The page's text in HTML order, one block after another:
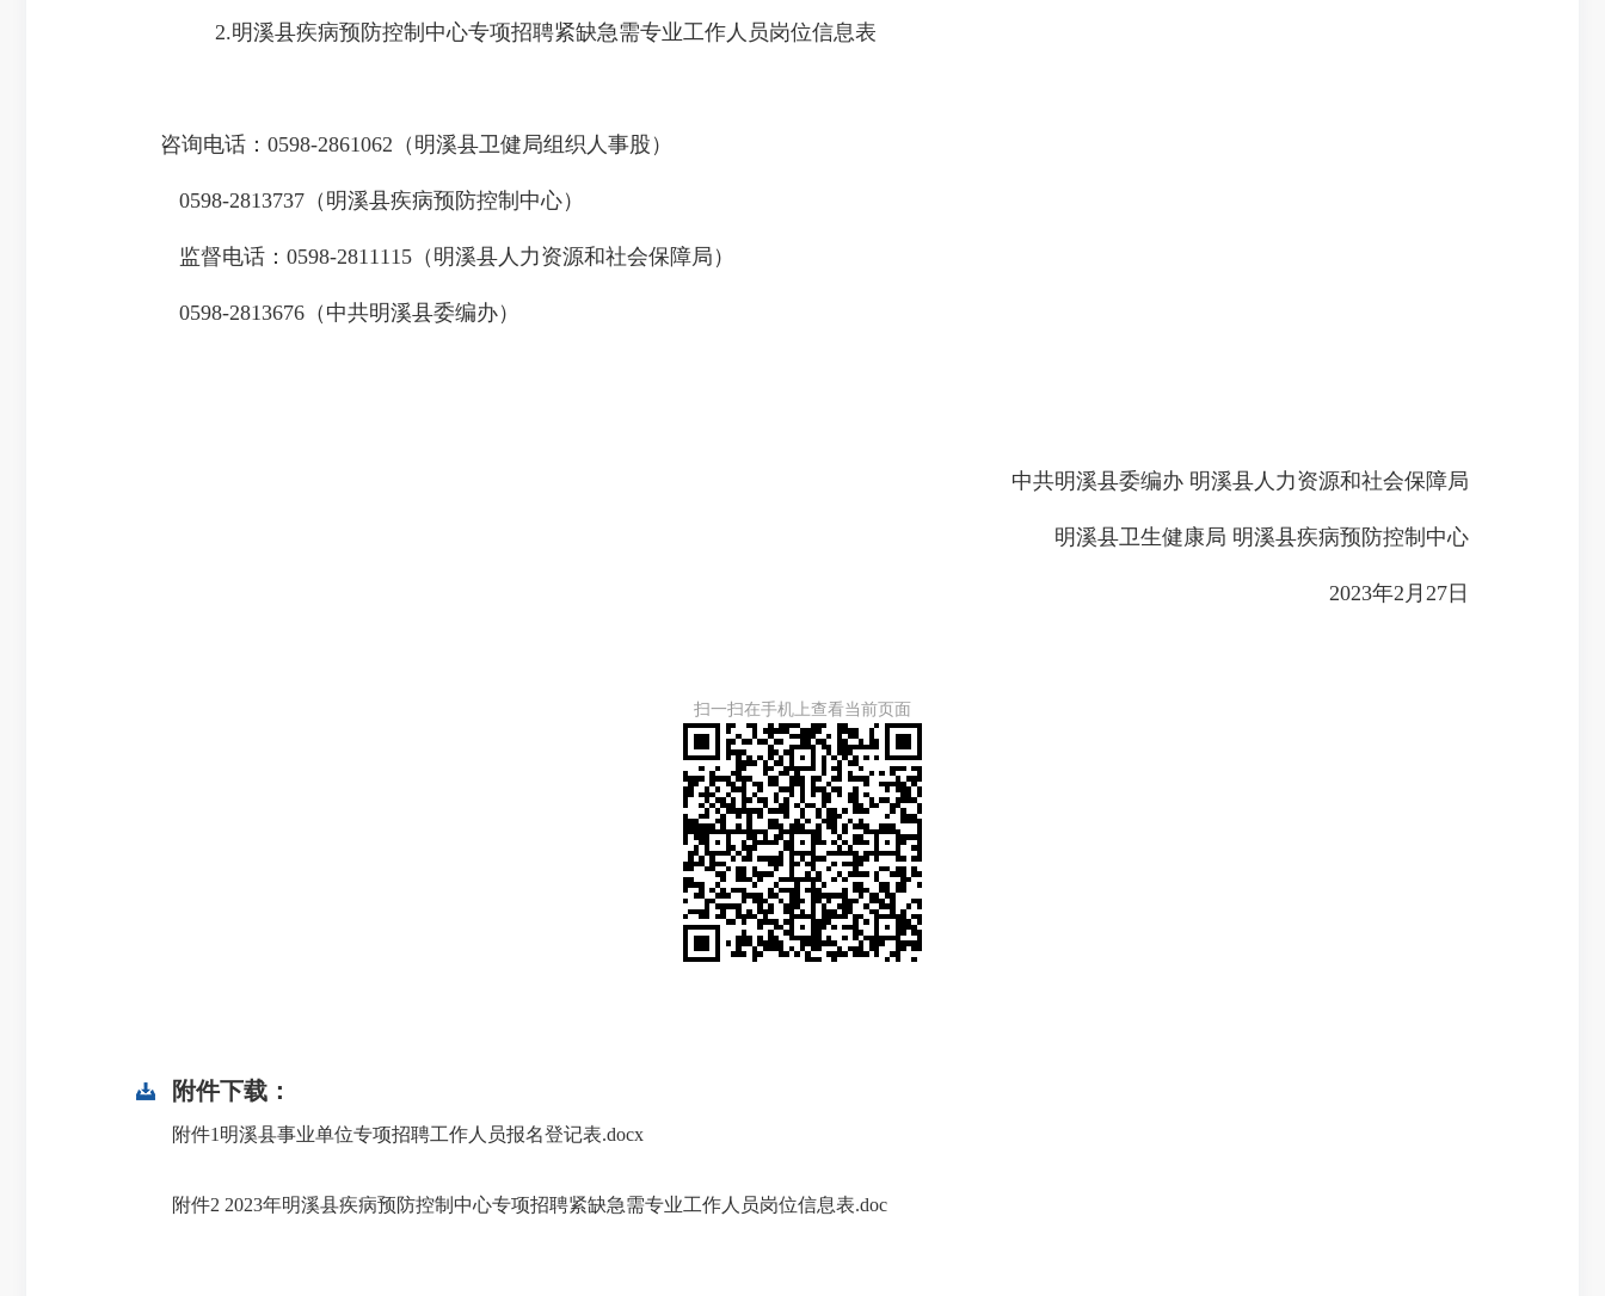
2.明溪县疾病预防控制中心专项招聘紧缺急需专业工作人员岗位信息表
咨询电话：0598-2861062（明溪县卫健局组织人事股）
0598-2813737（明溪县疾病预防控制中心）
监督电话：0598-2811115（明溪县人力资源和社会保障局）
0598-2813676（中共明溪县委编办）
中共明溪县委编办 明溪县人力资源和社会保障局
明溪县卫生健康局 明溪县疾病预防控制中心
2023年2月27日
扫一扫在手机上查看当前页面
附件下载：
附件1明溪县事业单位专项招聘工作人员报名登记表.docx
附件2 2023年明溪县疾病预防控制中心专项招聘紧缺急需专业工作人员岗位信息表.doc